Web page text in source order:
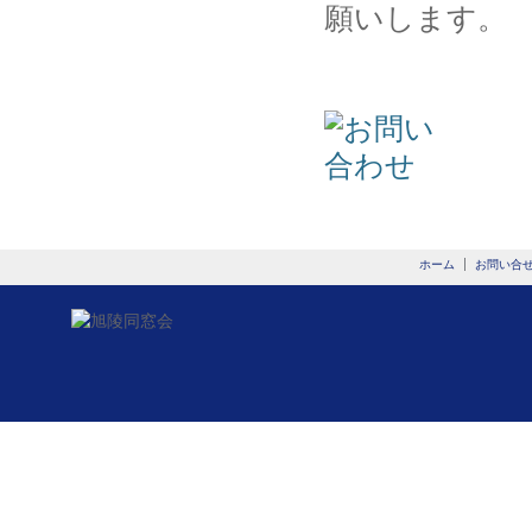
願いします。
ホーム お問い合